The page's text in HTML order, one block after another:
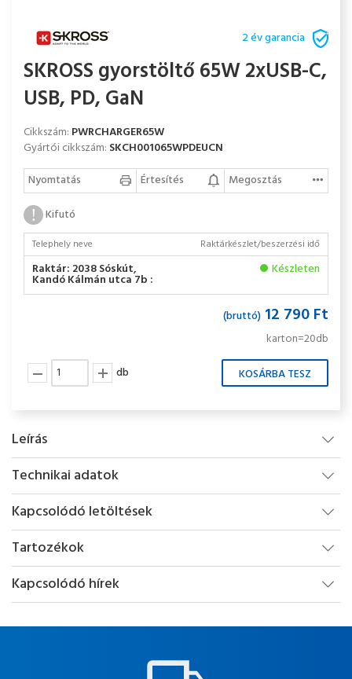
2 év garancia
SKROSS gyorstöltő 65W 2xUSB-C,
USB, PD, GaN
Cikkszám: PWRCHARGER65W
Gyártói cikkszám: SKCH001065WPDEUCN
Nyomtatás
Értesítés
Megosztás
Kifutó
Telephely neve Raktárkészlet/beszerzési idő
Raktár: 2038 Sóskút,
Kandó Kálmán utca 7b :
Készleten
(bruttó) 12 790 Ft
karton=20db
db
Leírás
Technikai adatok
Kapcsolódó letöltések
Tartozékok
Kapcsolódó hírek